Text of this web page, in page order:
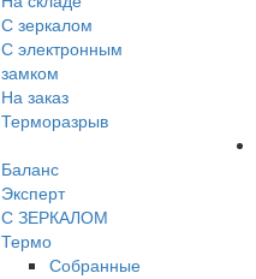
С зеркалом
С электронным
замком
На заказ
Терморазрыв
Баланс
Эксперт
С ЗЕРКАЛОМ
Термо
Собранные